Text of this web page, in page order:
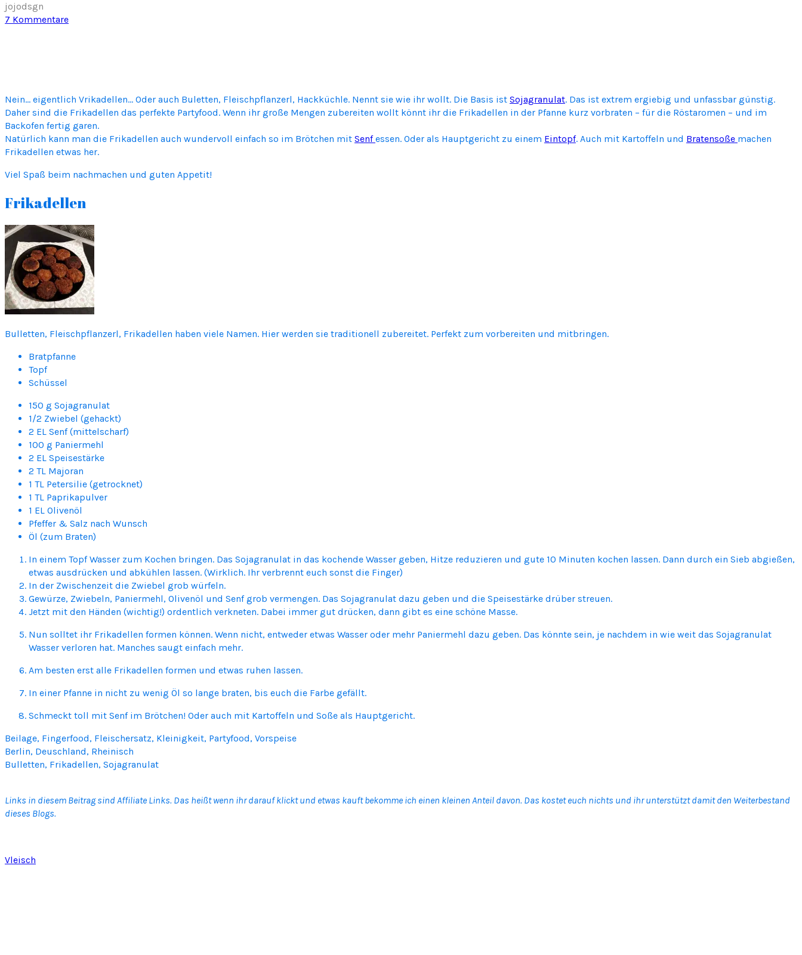
jojodsgn
7 Kommentarez
a
d
e
l
l
n
Nein… eigentlich Vrikadellen… Oder auch Buletten, Fleischpflanzerl, Hackküchle. Nennt sie wie ihr wollt. Die Basis ist Sojagranulat. Das ist extrem ergiebig und unfassbar günstig.
Daher sind die Frikadellen das perfekte Partyfood. Wenn ihr große Mengen zubereiten wollt könnt ihr die Frikadellen in der Pfanne kurz vorbraten – für die Röstaromen – und im
Backofen fertig garen.
Natürlich kann man die Frikadellen auch wundervoll einfach so im Brötchen mit Senfessen. Oder als Hauptgericht zu einem Eintopf. Auch mit Kartoffeln und Bratensoße machen
Frikadellen etwas her.
Viel Spaß beim nachmachen und guten Appetit!
Frikadellen
Bulletten, Fleischpflanzerl, Frikadellen haben viele Namen. Hier werden sie traditionell zubereitet. Perfekt zum vorbereiten und mitbringen.
Bratpfanne
Topf
Schüssel
150 g Sojagranulat
1/2 Zwiebel (gehackt)
2 EL Senf (mittelscharf)
100 g Paniermehl
2 EL Speisestärke
2 TL Majoran
1 TL Petersilie (getrocknet)
1 TL Paprikapulver
1 EL Olivenöl
Pfeffer & Salz nach Wunsch
Öl (zum Braten)
In einem Topf Wasser zum Kochen bringen. Das Sojagranulat in das kochende Wasser geben, Hitze reduzieren und gute 10 Minuten kochen lassen. Dann durch ein Sieb abgießen,
etwas ausdrücken und abkühlen lassen. (Wirklich. Ihr verbrennt euch sonst die Finger)
In der Zwischenzeit die Zwiebel grob würfeln.
Gewürze, Zwiebeln, Paniermehl, Olivenöl und Senf grob vermengen. Das Sojagranulat dazu geben und die Speisestärke drüber streuen.
Jetzt mit den Händen (wichtig!) ordentlich verkneten. Dabei immer gut drücken, dann gibt es eine schöne Masse.
Nun solltet ihr Frikadellen formen können. Wenn nicht, entweder etwas Wasser oder mehr Paniermehl dazu geben. Das könnte sein, je nachdem in wie weit das Sojagranulat
Wasser verloren hat. Manches saugt einfach mehr.
Am besten erst alle Frikadellen formen und etwas ruhen lassen.
In einer Pfanne in nicht zu wenig Öl so lange braten, bis euch die Farbe gefällt.
Schmeckt toll mit Senf im Brötchen! Oder auch mit Kartoffeln und Soße als Hauptgericht.
Beilage, Fingerfood, Fleischersatz, Kleinigkeit, Partyfood, Vorspeise
Berlin, Deuschland, Rheinisch
Bulletten, Frikadellen, Sojagranulat
Links in diesem Beitrag sind Affiliate Links. Das heißt wenn ihr darauf klickt und etwas kauft bekomme ich einen kleinen Anteil davon. Das kostet euch nichts und ihr unterstützt damit den Weiterbestand
dieses Blogs.
Vleisch